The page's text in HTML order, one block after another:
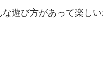
な遊び方があって楽し